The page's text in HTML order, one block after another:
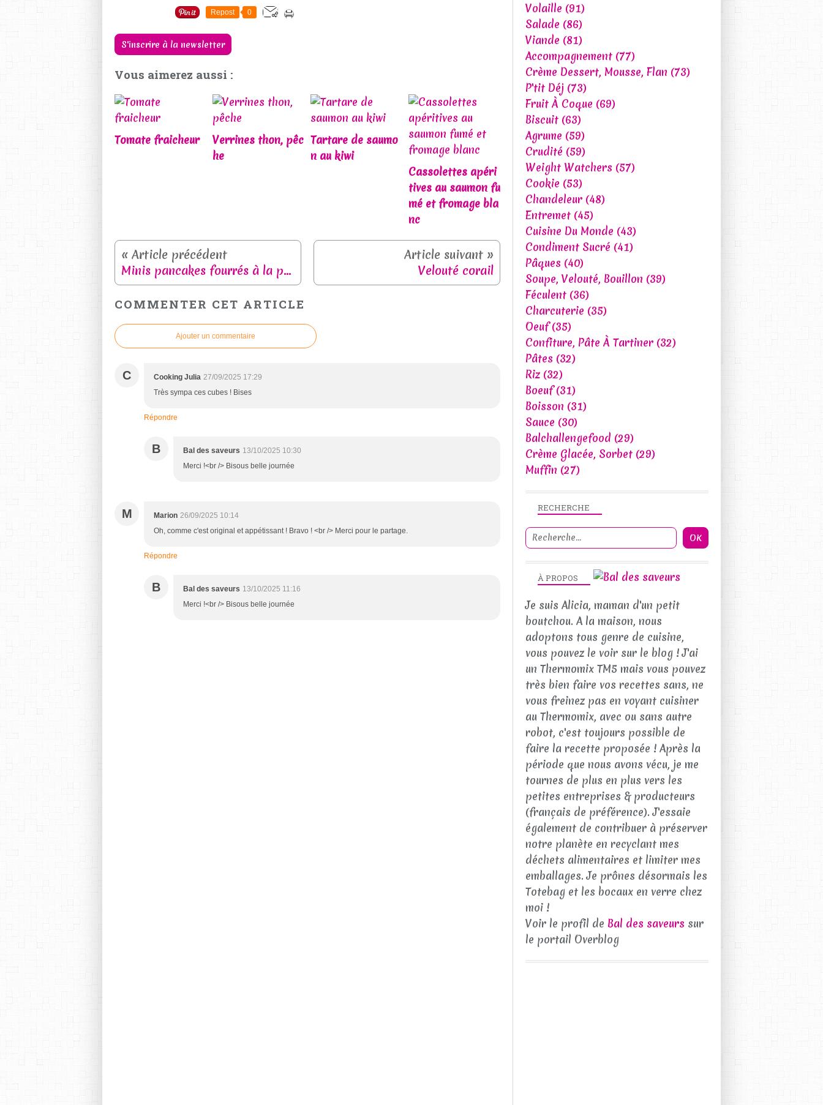
Repost 0
S'inscrire à la newsletter
Vous aimerez aussi :
Tomate fraicheur
Verrines thon, pêc
he
Tartare de saumo
n au kiwi
Cassolettes apéri
tives au saumon fu
mé et fromage bla
nc
Minis pancakes fourrés à la pâte à tartiner façon sandwich Velouté corail
COMMENTER CET ARTICLE
Ajouter un commentaire
C Cooking Julia 27/09/2025 17:29
Très sympa ces cubes ! Bises
Répondre
B Bal des saveurs 13/10/2025 10:30
Merci !<br /> Bisous belle journée
M Marion 26/09/2025 10:14
Oh, comme c'est original et appétissant ! Bravo ! <br /> Merci pour le partage.
Répondre
B Bal des saveurs 13/10/2025 11:16
Merci !<br /> Bisous belle journée
RECHERCHE
À PROPOS
Je suis Alicia, maman d'un petit
boutchou. A la maison, nous
adoptons tous genre de cuisine,
vous pouvez le voir sur le blog ! J'ai
un Thermomix TM5 mais vous pouvez
très bien faire vos recettes sans, ne
vous freinez pas en voyant cuisiner
au Thermomix, avec ou sans autre
robot, c'est toujours possible de
faire la recette proposée ! Après la
période que nous avons vécu, je me
tournes de plus en plus vers les
petites entreprises & producteurs
(français de préférence). J'essaie
également de contribuer à préserver
notre planète en recyclant mes
déchets alimentaires et limiter mes
emballages. Je prônes désormais les
Totebag et les bocaux en verre chez
moi !
Voir le profil de Bal des saveurs sur
le portail Overblog
Volaille (91)
Salade (86)
Viande (81)
Accompagnement (77)
Crème Dessert, Mousse, Flan (73)
P'tit Déj (73)
Fruit À Coque (69)
Biscuit (63)
Agrume (59)
Crudité (59)
Weight Watchers (57)
Cookie (53)
Chandeleur (48)
Entremet (45)
Cuisine Du Monde (43)
Condiment Sucré (41)
Pâques (40)
Soupe, Velouté, Bouillon (39)
Féculent (36)
Charcuterie (35)
Oeuf(35)
Confiture, Pâte À Tartiner (32)
Pâtes (32)
Riz (32)
Boeuf(31)
Boisson (31)
Sauce (30)
Balchallengefood (29)
Crème Glacée, Sorbet (29)
Muffin (27)